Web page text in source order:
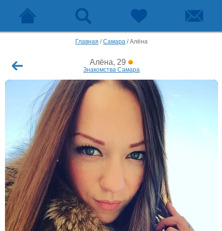
Главная /Самара /Алёна
Алёна, 29
Знакомства Самара